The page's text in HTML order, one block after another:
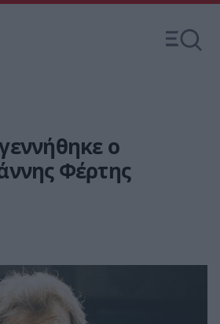
ο
Φέρτης